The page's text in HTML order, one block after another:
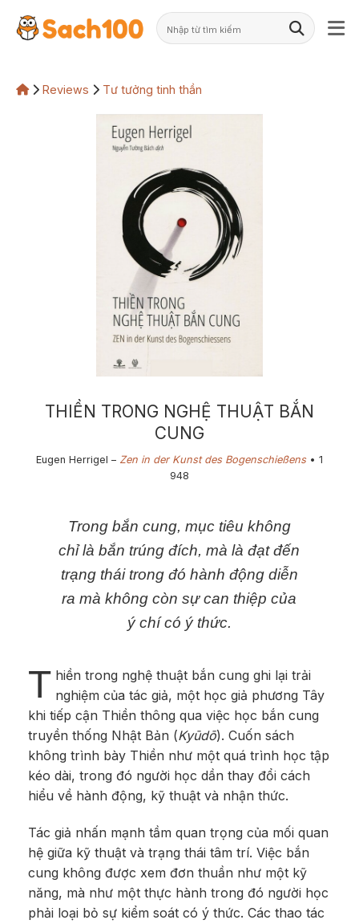
Reviews Tư tưởng tinh thần
THIỀN TRONG NGHỆ THUẬT BẮN
CUNG
Eugen Herrigel – Zen in der Kunst des Bogenschießens• 1​
948
​Trong bắn cung, mục tiêu không
chỉ là bắn trúng đích, mà là đạt đến
trạng thái trong đó hành động diễn
ra mà không còn sự can thiệp của
ý chí có ý thức.
T hiền trong nghệ thuật bắn cung ghi lại trải
nghiệm của tác giả, một học giả phương Tây
khi tiếp cận Thiền thông qua việc học bắn cung
truyền thống Nhật Bản (Kyūdō). Cuốn sách
không trình bày Thiền như một quá trình học tập
kéo dài, trong đó người học dần thay đổi cách
hiểu về hành động, kỹ thuật và nhận thức.
Tác giả nhấn mạnh tầm quan trọng của mối quan
hệ giữa kỹ thuật và trạng thái tâm trí. Việc bắn
cung không được xem đơn thuần như một kỹ
năng, mà như một thực hành trong đó người học
phải loại bỏ sự kiểm soát có ý thức. Các thao tác